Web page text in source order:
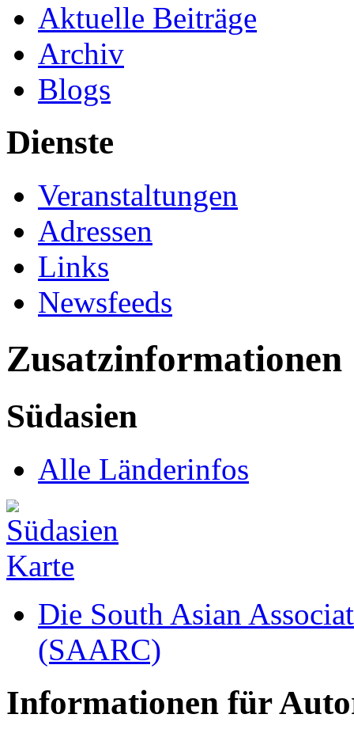
Aktuelle Beiträge
Archiv
Blogs
Dienste
Veranstaltungen
Adressen
Links
Newsfeeds
Zusatzinformationen
Südasien
Alle Länderinfos
Die South Asian
(SAARC)
Informationen für